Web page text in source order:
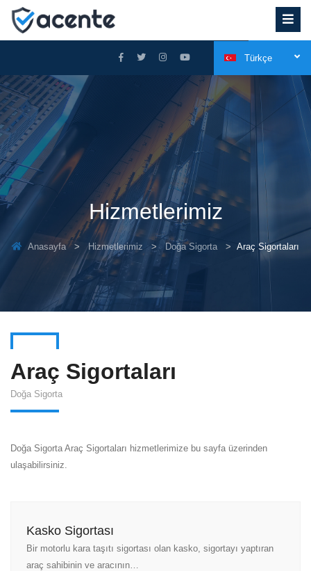
Türkçe
Hizmetlerimiz
Anasayfa Hizmetlerimiz Doğa Sigorta Araç Sigortaları
Araç Sigortaları
Doğa Sigorta
Doğa Sigorta Araç Sigortaları hizmetlerimize bu sayfa üzerinden
ulaşabilirsiniz.
Kasko Sigortası
Bir motorlu kara taşıtı sigortası olan kasko, sigortayı yaptıran
araç sahibinin ve aracının…